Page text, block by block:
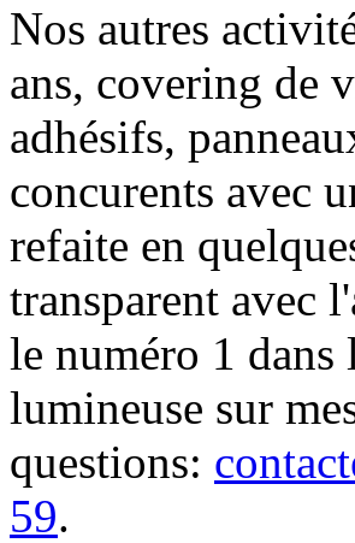
Nos autres
ans, covering de
adhésifs,
concurents avec
refaite en
transparent avec
le numéro 1 dans
lumineuse sur
questions:
59.